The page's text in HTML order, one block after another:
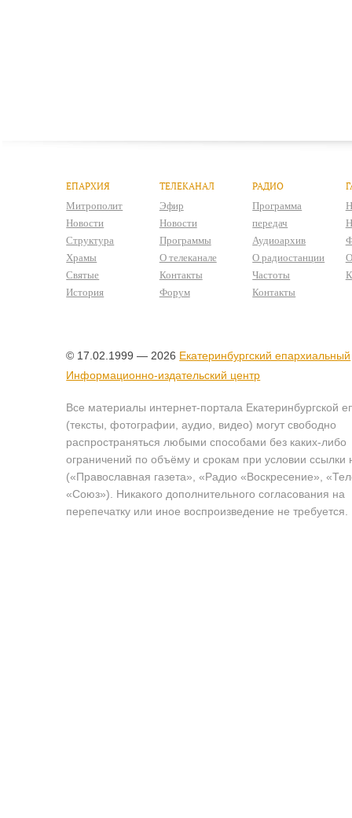
ЕПАРХИЯ
Митрополит
Новости
Структура
Храмы
Святые
История
ТЕЛЕКАНАЛ
Эфир
Новости
Программы
О телеканале
Контакты
Форум
РАДИО
Программа
передач
Аудиоархив
О радиостанции
Частоты
Контакты
© 17.02.1999 — 2026 Екатеринбургский епархиальный
Информационно-издательский центр
Все материалы интернет-портала Екатеринбургской
(тексты, фотографии, аудио, видео) могут свободно
распространяться любыми способами без каких-либо
ограничений по объёму и срокам при условии ссылки
(«Православная газета», «Радио «Воскресение»,
«Союз»). Никакого дополнительного согласования на
перепечатку или иное воспроизведение не требуется.